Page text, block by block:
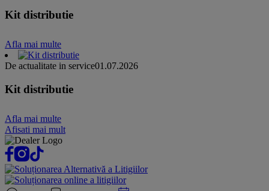
Kit distributie
Afla mai multe
De actualitate in service01.07.2026
Kit distributie
Afla mai multe
Afisati mai mult